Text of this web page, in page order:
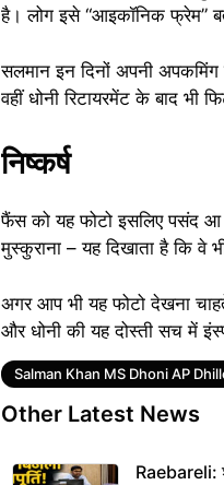
है। लोग इसे “आइकॉनिक फ्रेम”
सलमान इन दिनों अपनी
वहीं धोनी रिटायरमेंट के बाद भी
निष्कर्ष
फैंस को यह फोटो इसलिए पसंद आ
मुस्कुराना – यह दिखाता है कि
अगर आप भी यह फोटो देखना
और धोनी की यह दोस्ती सच में
Tags
Salman Khan MS Dhoni AP
Other Latest News
Raebareli: